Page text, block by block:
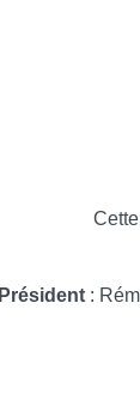
Président :